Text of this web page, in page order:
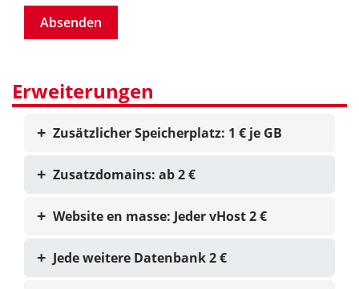
Absenden
Erweiterungen
Zusätzlicher Speicherplatz: 1 € je GB
Zusatzdomains: ab 2 €
Website en masse: Jeder vHost 2 €
Jede weitere Datenbank 2 €